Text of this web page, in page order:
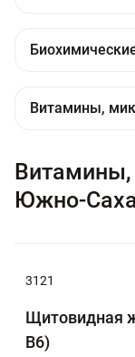
Южно-
3121
Щитовидная
B6)